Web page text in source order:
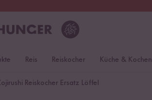
Reis Reiskocher Küche & Kochen
Reiskocher Ersatz Löffel